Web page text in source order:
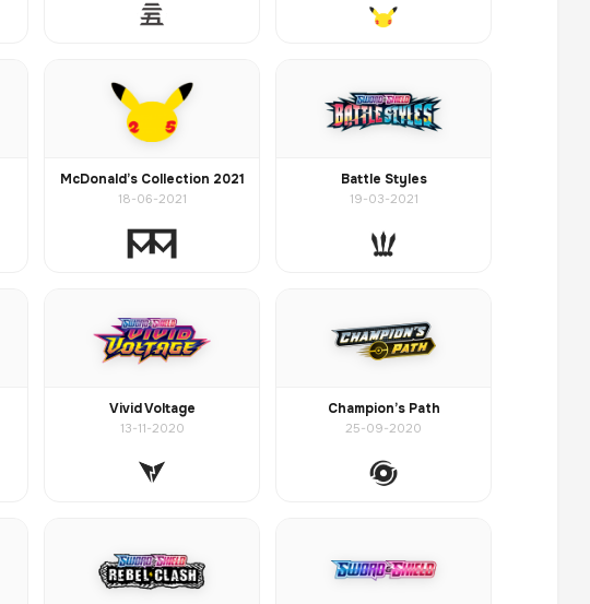
McDonald’s Collection 2021
18-06-2021
Battle Styles
19-03-2021
Vivid Voltage
13-11-2020
Champion’s Path
25-09-2020